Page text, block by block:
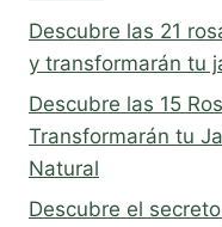
Descubre las 21
y transformarán tu
Descubre las 15
Transformarán tu
Natural
Descubre el